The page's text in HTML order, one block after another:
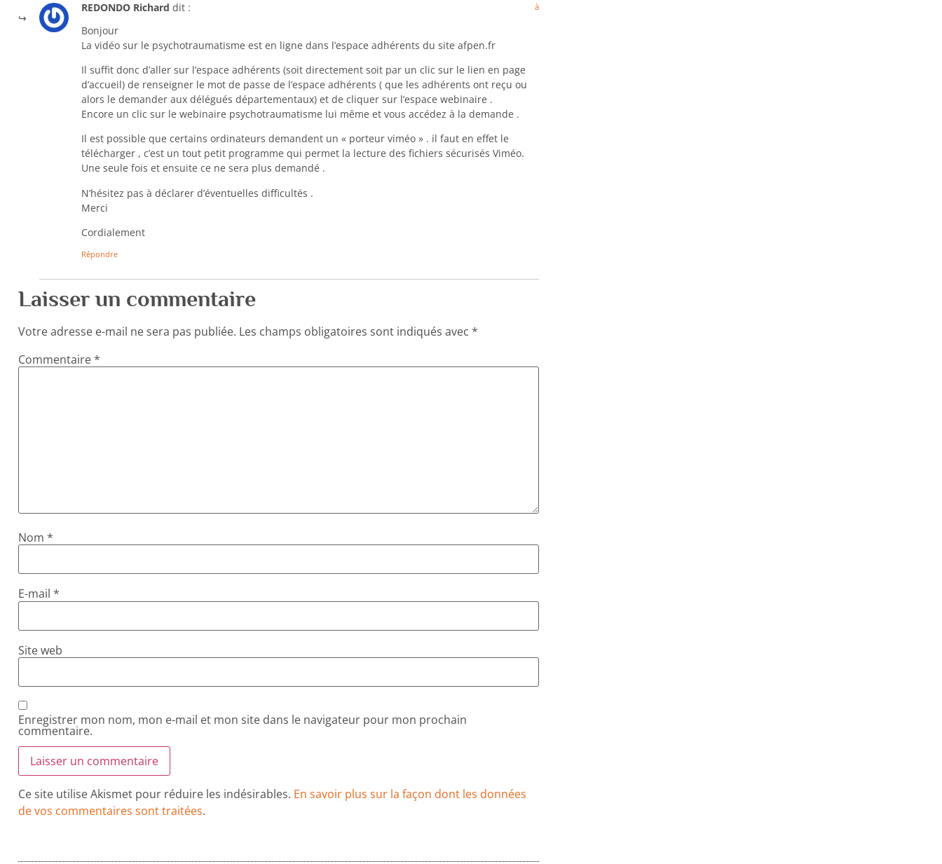
REDONDO Richard dit : à
Bonjour
La vidéo sur le psychotraumatisme est en ligne dans l’espace adhérents du site afpen.fr
Il suffit donc d’aller sur l’espace adhérents (soit directement soit par un clic sur le lien en page
d’accueil) de renseigner le mot de passe de l’espace adhérents ( que les adhérents ont reçu ou
alors le demander aux délégués départementaux) et de cliquer sur l’espace webinaire .
Encore un clic sur le webinaire psychotraumatisme lui même et vous accédez à la demande .
Il est possible que certains ordinateurs demandent un « porteur viméo » . il faut en effet le
télécharger , c’est un tout petit programme qui permet la lecture des fichiers sécurisés Viméo.
Une seule fois et ensuite ce ne sera plus demandé .
N’hésitez pas à déclarer d’éventuelles difficultés .
Merci
Cordialement
Répondre
Laisser un commentaire
Votre adresse e-mail ne sera pas publiée. Les champs obligatoires sont indiqués avec *
Commentaire*
Nom *
E-mail *
Site web
Enregistrer mon nom, mon e-mail et mon site dans le navigateur pour mon prochain
commentaire.
Ce site utilise Akismet pour réduire les indésirables. En savoir plus sur la façon dont les données
de vos commentaires sont traitées.